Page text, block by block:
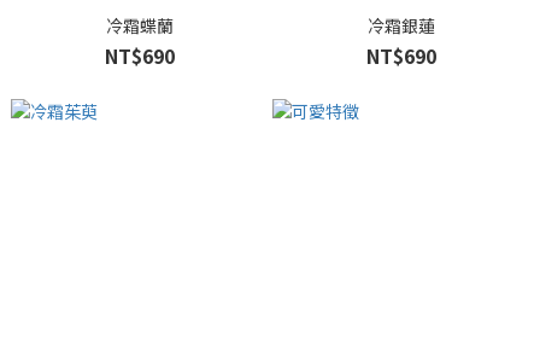
冷霜蝶蘭
NT$690
冷霜銀蓮
NT$690